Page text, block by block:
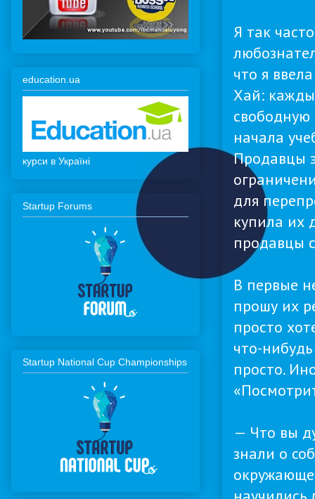
Я так
что я
Хай:
свободную
начала
Продавцы
для
купила их
продавцы
В первые
прошу их
просто
что-
просто.
— Что вы
знали о
education.ua
курси в Україні
Startup Forums
Startup National Cup Championships